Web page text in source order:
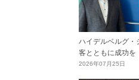
ハイデルベルグ・
客とともに成功を
2026年07月25日